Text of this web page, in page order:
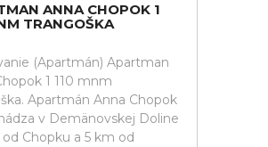
ANNA CHOPOK 1
TRANGOŠKA
(Apartmán) Apartman
1 110 mnm
Apartmán Anna Chopok
v Demänovskej Doline
Chopku a 5 km od